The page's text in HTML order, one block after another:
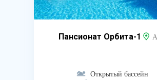
Пансионат Орбита-1
Открытый бассейн